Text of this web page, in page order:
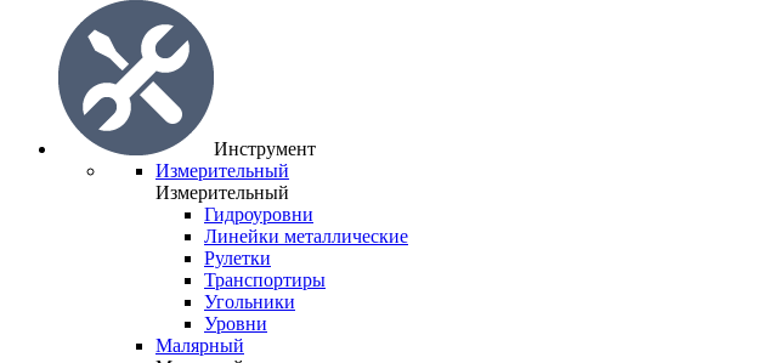
Инструмент
Измерительный
Измерительный
Гидроуровни
Линейки металлические
Рулетки
Транспортиры
Угольники
Уровни
Малярный